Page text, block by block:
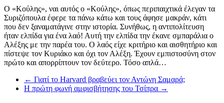
Ο «Κούλης», ναι αυτός ο «Κούλης», όπως περιπαιχτικά έλεγαν τα
Συριζόπουλα έφερε τα πάνω κάτω και τους άφησε μακράν, κάτι
που δεν ξαναματάγινε στην ιστορία. Συνήθως, η αντιπολίτευση
ήταν ελπίδα για ένα λαό! Αυτή την ελπίδα την έκανε σμπαράλια ο
Αλέξης με την παρέα του. Ο λαός είχε κριτήριο και αισθητήριο και
πίστεψε τον Κυριάκο και όχι τον Αλέξη. Έχουν εμπιστοσύνη στον
πρώτο και απορρίπτουν τον δεύτερο. Τόσο απλά…
← Γιατί το Harvard βραβεύει τον Αντώνη Σαμαρά;
Η πρώτη φωνή αμφισβήτησης του Τσίπρα →